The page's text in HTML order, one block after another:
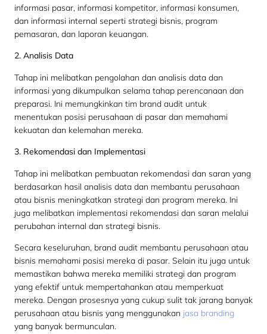
informasi pasar, informasi kompetitor, informasi konsumen,
dan informasi internal seperti strategi bisnis, program
pemasaran, dan laporan keuangan.
2. Analisis Data
Tahap ini melibatkan pengolahan dan analisis data dan
informasi yang dikumpulkan selama tahap perencanaan dan
preparasi. Ini memungkinkan tim brand audit untuk
menentukan posisi perusahaan di pasar dan memahami
kekuatan dan kelemahan mereka.
3. Rekomendasi dan Implementasi
Tahap ini melibatkan pembuatan rekomendasi dan saran yang
berdasarkan hasil analisis data dan membantu perusahaan
atau bisnis meningkatkan strategi dan program mereka. Ini
juga melibatkan implementasi rekomendasi dan saran melalui
perubahan internal dan strategi bisnis.
Secara keseluruhan, brand audit membantu perusahaan atau
bisnis memahami posisi mereka di pasar. Selain itu juga untuk
memastikan bahwa mereka memiliki strategi dan program
yang efektif untuk mempertahankan atau memperkuat
mereka. Dengan prosesnya yang cukup sulit tak jarang banyak
perusahaan atau bisnis yang menggunakan jasa branding
yang banyak bermunculan.